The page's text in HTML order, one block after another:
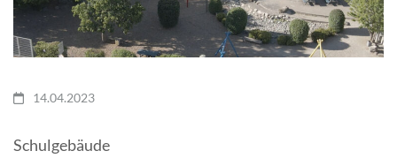
14.04.2023
Schulgebäude